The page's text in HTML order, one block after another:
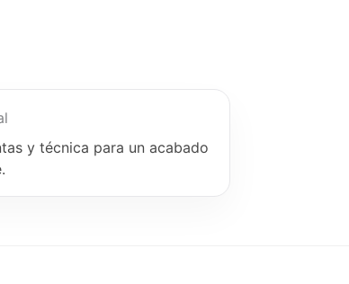
y técnica para un acabado